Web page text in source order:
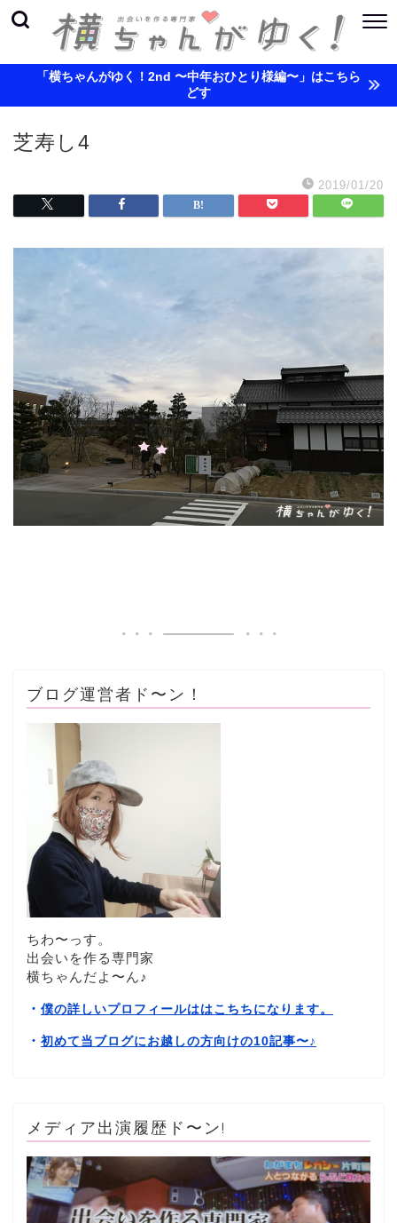
「横ちゃんがゆく！2nd 〜中年おひとり様編〜」はこちら
どす
芝寿し4
2019/01/20
ブログ運営者ド〜ン！
ちわ〜っす。
出会いを作る専門家
横ちゃんだよ〜ん♪
・ 僕の詳しいプロフィールははこちちになります。
・ 初めて当ブログにお越しの方向けの10記事〜♪
メディア出演履歴ド〜ン!